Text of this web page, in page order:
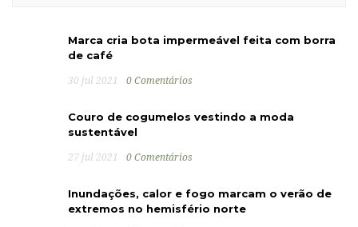
Marca cria bota impermeável feita com borra
de café
30 jul 2021 0 Comentários
Couro de cogumelos vestindo a moda
sustentável
27 jul 2021 0 Comentários
Inundações, calor e fogo marcam o verão de
extremos no hemisfério norte